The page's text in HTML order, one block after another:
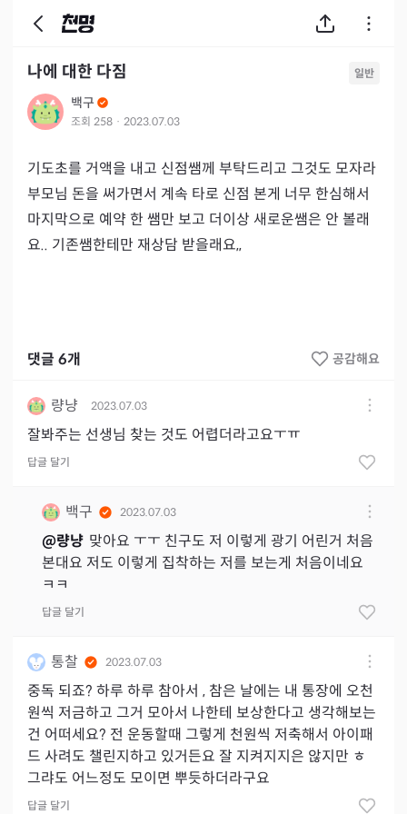
나에 대한 다짐 일반
백구
조회 258 · 2023.07.03
기도초를 거액을 내고 신점쌤께 부탁드리고 그것도 모자라
부모님 돈을 써가면서 계속 타로 신점 본게 너무 한심해서
마지막으로 예약 한 쌤만 보고 더이상 새로운쌤은 안 볼래
요.. 기존쌤한테만 재상담 받을래요,,
댓글 6개 공감해요
량냥 2023.07.03
잘봐주는 선생님 찾는 것도 어렵더라고요ㅜㅠ
답글 달기
백구 2023.07.03
@량냥 맞아요 ㅜㅜ 친구도 저 이렇게 광기 어린거 처음
본대요 저도 이렇게 집착하는 저를 보는게 처음이네요
ㅋㅋ
답글 달기
통찰 2023.07.03
중독 되죠? 하루 하루 참아서 , 참은 날에는 내 통장에 오천
원씩 저금하고 그거 모아서 나한테 보상한다고 생각해보는
건 어떠세요? 전 운동할때 그렇게 천원씩 저축해서 아이패
드 사려도 챌린지하고 있거든요 잘 지켜지지은 않지만 ㅎ
그랴도 어느정도 모이면 뿌듯하더라구요
답글 달기